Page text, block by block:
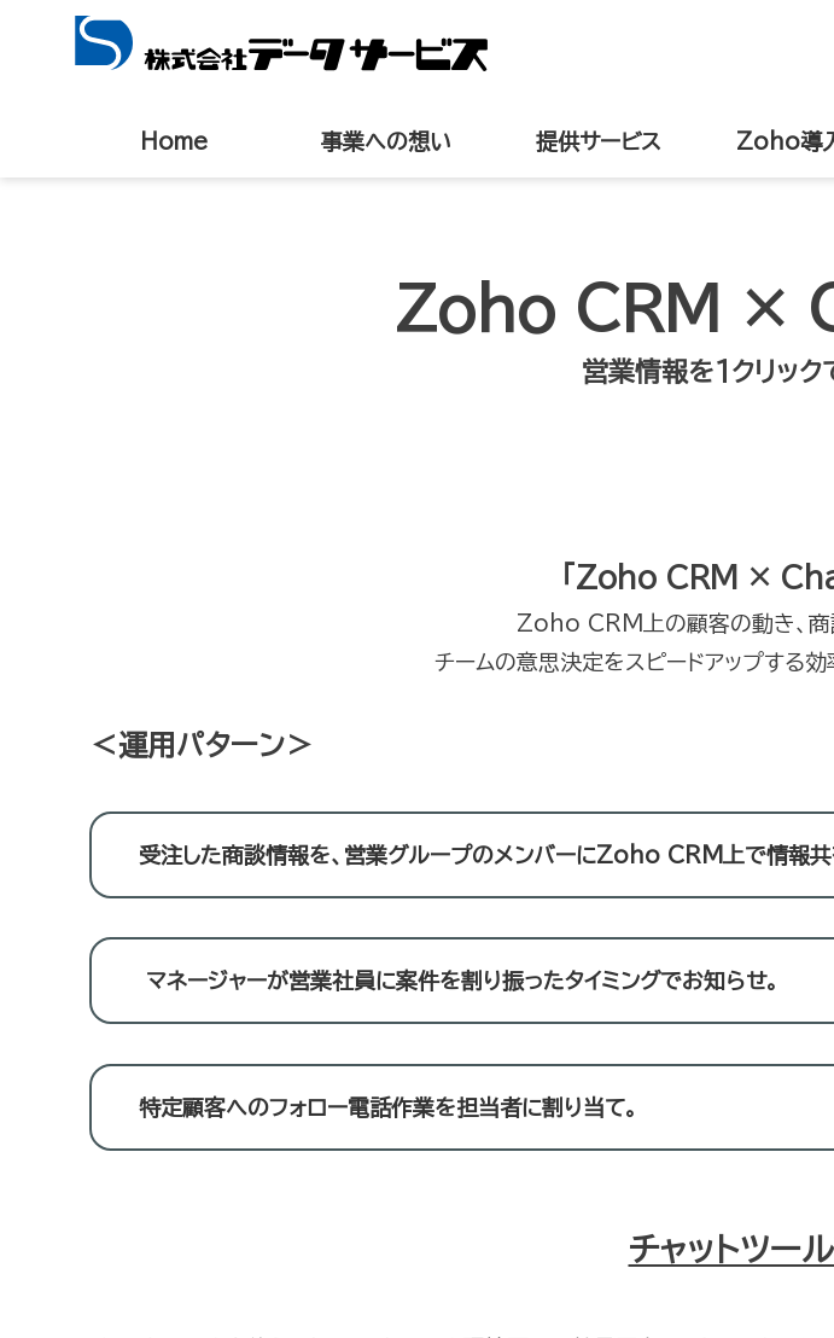
Home 事業への想い 提供サービス Zoho導
Zoho CRM ×
営業情報を1クリッ
「Zoho CRM ×
Zoho CRM上の顧客の動き、商
チームの意思決定をスピードアップする効
＜運用パターン＞
受注した商談情報を、営業グループのメンバーにZoho CRM上で情報共
マネージャーが営業社員に案件を割り振ったタイミングでお知らせ。
特定顧客へのフォロー電話作業を担当者に割り当て。
チャットツー